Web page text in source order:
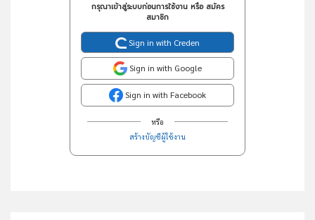
กรุณาเข้าสู่ระบบก่อนการใช้งาน หรือ สมัคร
สมาชิก
Sign in with Creden
Sign in with Google
Sign in with Facebook
หรือ
สร้างบัญชีผู้ใช้งาน